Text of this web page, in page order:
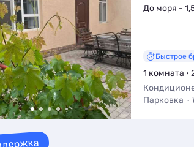
До моря -
Быстрое
1 комната •
Парковка